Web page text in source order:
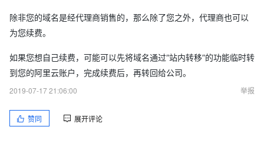
除非您的域名是经代理商销售的，那么除了您之外，代理商也可以
为您续费。
如果您想自己续费，可能可以先将域名通过“站内转移”的功能临时转
到您的阿里云账户，完成续费后，再转回给公司。
2019-07-17 21:06:00
举报
赞同 展开评论